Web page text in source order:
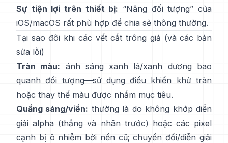
Sự tiện lợi trên thiết bị: “Nâng đối tượng” của
iOS/macOS rất phù hợp để chia sẻ thông thường.
Tại sao đôi khi các vết cắt trông giả (và các bản
sửa lỗi)
Tràn màu: ánh sáng xanh lá/xanh dương bao
quanh đối tượng—sử dụng điều khiển khử tràn
hoặc thay thế màu được nhắm mục tiêu.
Quầng sáng/viền: thường là do không khớp diễn
giải alpha (thẳng và nhân trước) hoặc các pixel
cạnh bị ô nhiễm bởi nền cũ; chuyển đổi/diễn giải